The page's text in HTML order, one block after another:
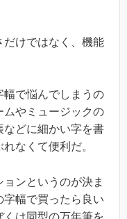
だけではなく、機能
幅で悩んでしまうの
ムやミュージックの
などに細かい字を書
なくて便利だ。
ンというのが決ま
字幅で買ったら良い
は同型の万年筆を